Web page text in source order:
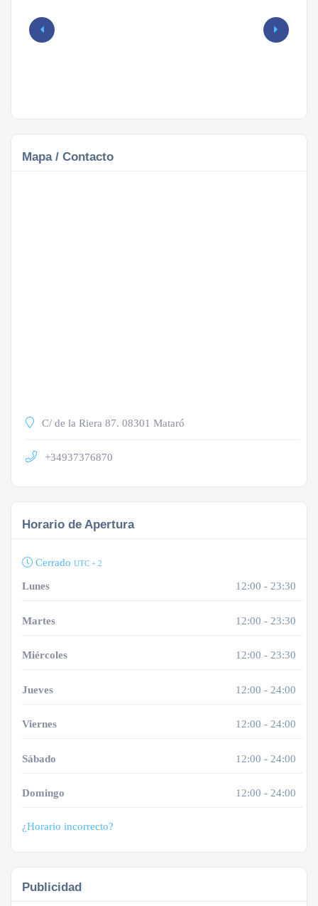
Mapa / Contacto
C/ de la Riera 87. 08301 Mataró
+34937376870
Horario de Apertura
Cerrado UTC + 2
Lunes 12:00 - 23:30
Martes 12:00 - 23:30
Miércoles 12:00 - 23:30
Jueves 12:00 - 24:00
Viernes 12:00 - 24:00
Sábado 12:00 - 24:00
Domingo 12:00 - 24:00
¿Horario incorrecto?
Publicidad